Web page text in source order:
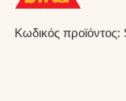
Κωδικός